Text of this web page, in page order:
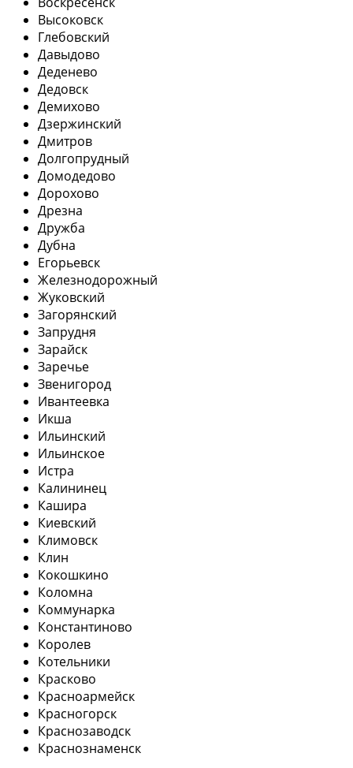
Высоковск
Глебовский
Давыдово
Деденево
Дедовск
Демихово
Дзержинский
Дмитров
Долгопрудный
Домодедово
Дорохово
Дрезна
Дружба
Дубна
Егорьевск
Железнодорожный
Жуковский
Загорянский
Запрудня
Зарайск
Заречье
Звенигород
Ивантеевка
Икша
Ильинский
Ильинское
Истра
Калининец
Кашира
Киевский
Климовск
Клин
Кокошкино
Коломна
Коммунарка
Константиново
Королев
Котельники
Красково
Красноармейск
Красногорск
Краснозаводск
Краснознаменск